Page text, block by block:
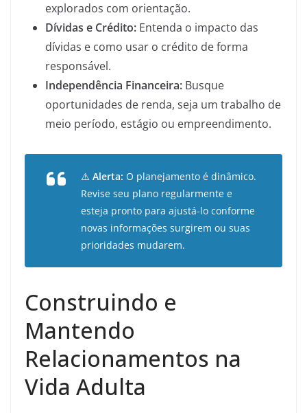
explorados com orientação.
Dívidas e Crédito: Entenda o impacto das
dívidas e como usar o crédito de forma
responsável.
Independência Financeira: Busque
oportunidades de renda, seja um trabalho de
meio período, estágio ou empreendimento.
⚠️ Alerta: O planejamento é dinâmico.
Revise seu plano regularmente e
esteja pronto para ajustá-lo conforme
novas informações surgirem ou suas
prioridades mudarem.
Construindo e
Mantendo
Relacionamentos na
Vida Adulta